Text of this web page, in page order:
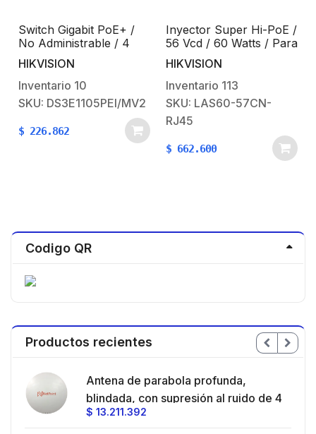
Switch Gigabit PoE+ /
No Administrable / 4
Puertos 10/100/ Mbps
PoE+ / 1 Puerto 10/100
Mbps Uplink / 35 W
HIKVISION
Inventario 10
SKU: DS3E1105PEI/MV2
$ 226.862
Inyector Super Hi-PoE /
56 Vcd / 60 Watts / Para
Domos HIKVISION PTZ
/ IP (-AE / DE) /
Soporta 802.3 af / at
HIKVISION
Inventario 113
SKU: LAS60-57CN-
RJ45
$ 662.600
Codigo QR
Productos recientes
Antena de parabola profunda,
blindada, con supresión al ruido de 4
ft, 5.9-7.2 GHz, Ganancia 36 dBi con
$ 13.211.392